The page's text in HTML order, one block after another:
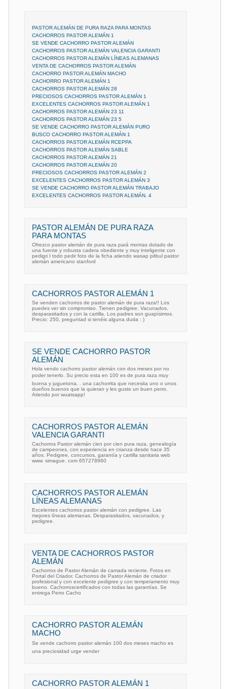
PASTOR ALEMÁN DE PURA RAZA PARA MONTAS
CACHORROS PASTOR ALEMÁN 1
SE VENDE CACHORRO PASTOR ALEMÁN
CACHORROS PASTOR ALEMÁN VALENCIA GARANTI
CACHORROS PASTOR ALEMÁN LÍNEAS ALEMANAS
VENTA DE CACHORROS PASTOR ALEMÁN
CACHORRO PASTOR ALEMÁN MACHO
CACHORRO PASTOR ALEMÁN 1
CACHORROS PASTOR ALEMÁN 28
PRECIOSOS CACHORROS PASTOR ALEMÁN 1
EXCELENTES CACHORROS PASTOR ALEMÁN 1
CACHORROS PASTOR ALEMÁN 23 11
CACHORROS PASTOR ALEMÁN 23 5
SE VENDE CACHORRO PASTOR ALEMÁN PURO
BUSCO CACHORRO PASTOR ALEMÁN 1
CACHORROS PASTOR ALEMÁN RCEPPA
CACHORROS PASTOR ALEMÁN SABLE
CACHORROS PASTOR ALEMÁN 21
CACHORROS PASTOR ALEMÁN 20
PRECIOSOS CACHORROS PASTOR ALEMÁN 2
EXCELENTES CACHORROS PASTOR ALEMÁN 3
SE VENDE CACHORRO PASTOR ALEMÁN TRABAJO
EXCELENTES CACHORROS PASTOR ALEMÁN. 4
PASTOR ALEMÁN DE PURA RAZA
PARA MONTAS
Ofrezco pastor alemán de pura raza pará montas dotado de
una fuente y robusta cadera obediente y muy inteligente con
pedigri I todo pedir foto de la ficha atiendo wasap pitbul pastor
alemán americano stanford
CACHORROS PASTOR ALEMÁN 1
Se venden cachorros de pastor alemán de pura raza!! Los
puedes ver sin compromiso. Tienen pedigree. Vacunados,
desparasitados y con la cartilla. Los padres son guapísimos.
Precio: 250, preguntad si tenéis alguna duda : )
SE VENDE CACHORRO PASTOR
ALEMÁN
Hola vendo cachorro pastor alemán con dos meses por no
poder tenerlo. Su precio esta en 100 es de pura raza muy
buena y juguetona. . una cachorrita que necesita uno o unos
dueños buenos que la quieran y les guste un buen perro.
Atiendo por wuatsapp!
CACHORROS PASTOR ALEMÁN
VALENCIA GARANTI
Cachorros Pastor alemán cien por cien pura raza, genealogía
de campeones, con experiencia en crianza desde hace 35
años. Pedigree, concursos, garantía y cartilla sanitaria web
www. simague. com 657278960
CACHORROS PASTOR ALEMÁN
LÍNEAS ALEMANAS
Excelentes cachorros pastor alemán con pedigree. Las
mejores líneas alemanas. Desparasitados, vacunados, y
pedigree.
VENTA DE CACHORROS PASTOR
ALEMÁN
Cachorros de Pastor Alemán de camada reciente. Fotos en
Portal del Criador. Cachorros de Pastor Alemán de criador
profesional y con excelente pedigree y con temperamento muy
bueno. Cachorroscertificados con todas las garantías. Se
entrega Perro Cacho
CACHORRO PASTOR ALEMÁN
MACHO
Se vende cachorro pastor alemán 100 dos meses macho es
una preciosidad urge vender
CACHORRO PASTOR ALEMÁN 1